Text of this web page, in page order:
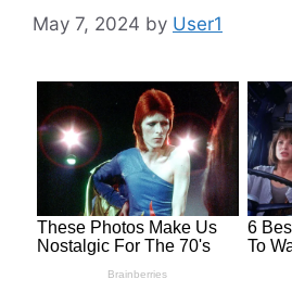
May 7, 2024 by User1